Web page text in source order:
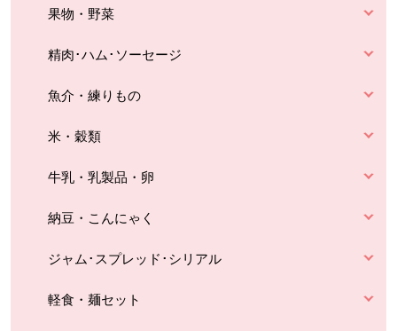
果物・野菜
精肉･ハム･ソーセージ
魚介・練りもの
米・穀類
牛乳・乳製品・卵
納豆・こんにゃく
ジャム･スプレッド･シリアル
軽食・麺セット